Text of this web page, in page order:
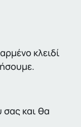
κλειδί
σας και θα